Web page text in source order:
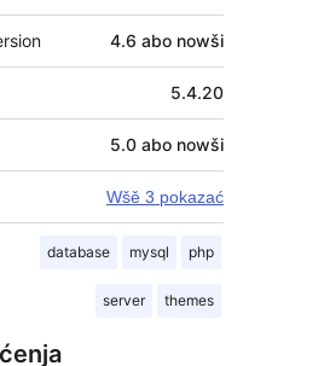
4.6 abo nowši
5.4.20
5.0 abo nowši
Wšě 3 pokazać
database mysql php
server themes